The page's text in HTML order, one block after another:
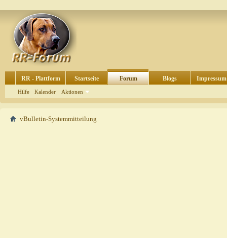
RR - Plattform Startseite Forum
Hilfe Kalender Aktionen
Blogs Impressum
vBulletin-Systemmitteilung